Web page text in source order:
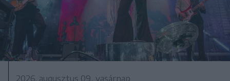
2026. augusztus 09., vasárnap